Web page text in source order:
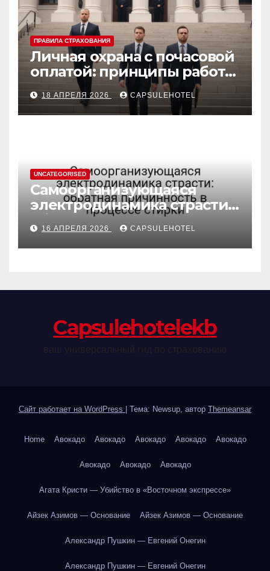
ПРАВИЛА СТРАХОВАНИЯ
Личная охрана с почасовой
оплатой: принципы работы
и правовые аспекты
18 АПРЕЛЯ 2026 CAPSULEHOTEL
UNCATEGORISED
Самоорганизующаяся
электродинамика страсти:
обратная причинность в
процессе стирки
16 АПРЕЛЯ 2026 CAPSULEHOTEL
Сapsulehotelekb
Сайт работает на WordPress Тема: Newsup, автор Themeansar
Home Авокадо Авокадо Авокадо Авокадо Авокадо
Авокадо Авокадо Авокадо
Агата Кристи — Убийство в «Восточном экспрессе»
Айзек Азимов — Основание Айзек Азимов — Основание
Александр Пушкин — Евгений Онегин
Александр Пушкин — Евгений Онегин